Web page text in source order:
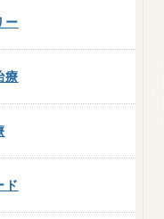
ー
療
ド